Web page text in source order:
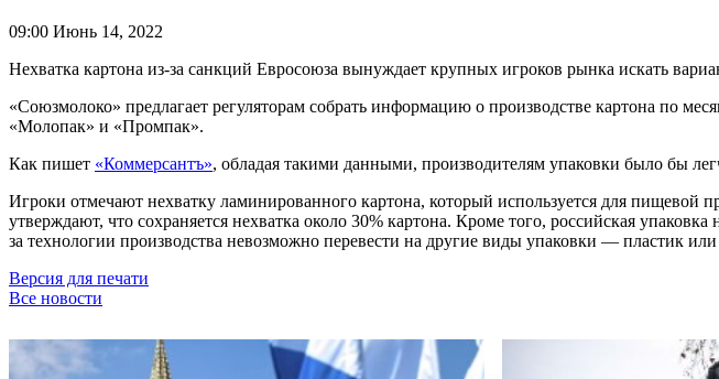
09:00 Июнь 14, 2022
Нехватка картона из-за санкций Евросоюза вынуждает крупных игроков рынка искать
«Союзмолоко» предлагает регуляторам собрать информацию о производстве картона по
«Молопак» и «Промпак».
Как пишет «Коммерсантъ», обладая такими данными, производителям упаковки было бы
Игроки отмечают нехватку ламинированного картона, который используется для
утверждают, что сохраняется нехватка около 30% картона. Кроме того, российская
за технологии производства невозможно перевести на другие виды упаковки — пластик или
Версия для печати
Все новости